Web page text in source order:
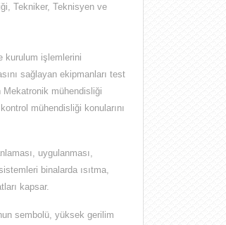
Tekniker, Teknisyen ve
kurulum işlemlerini
sağlayan ekipmanları test
Mekatronik mühendisliği
mühendisliği konularını
uygulanması,
binalarda ısıtma,
kapsar.
sembolü, yüksek gerilim